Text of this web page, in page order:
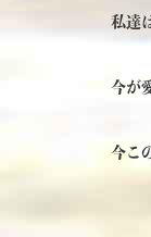
私達
今が
今こ